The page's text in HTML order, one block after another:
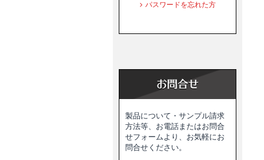
パスワードを忘れた方
製品について・サンプル請求
方法等、お電話またはお問合
せフォームより、お気軽にお
問合せください。